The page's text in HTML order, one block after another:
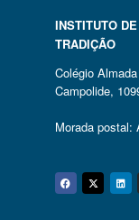
INSTITUTO
TRADIÇÃO
Colégio
Campolide,
Morada postal: